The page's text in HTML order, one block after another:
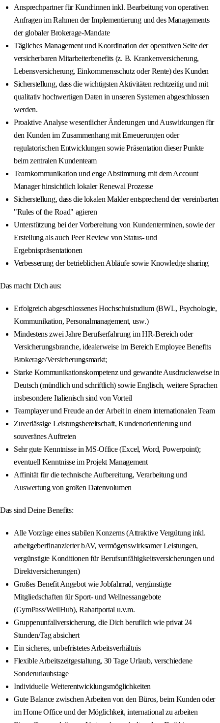
Ansprechpartner für Kund:innen inkl. Bearbeitung von operativen
Anfragen im Rahmen der Implementierung und des Managements
der globaler Brokerage-Mandate
Tägliches Management und Koordination der operativen Seite der
versicherbaren Mitarbeiterbenefits (z. B. Krankenversicherung,
Lebensversicherung, Einkommensschutz oder Rente) des Kunden
Sicherstellung, dass die wichtigsten Aktivitäten rechtzeitig und mit
qualitativ hochwertigen Daten in unseren Systemen abgeschlossen
werden.
Proaktive Analyse wesentlicher Änderungen und Auswirkungen für
den Kunden im Zusammenhang mit Erneuerungen oder
regulatorischen Entwicklungen sowie Präsentation dieser Punkte
beim zentralen Kundenteam
Teamkommunikation und enge Abstimmung mit dem Account
Manager hinsichtlich lokaler Renewal Prozesse
Sicherstellung, dass die lokalen Makler entsprechend der vereinbarten
"Rules of the Road" agieren
Unterstützung bei der Vorbereitung von Kundenterminen, sowie der
Erstellung als auch Peer Review von Status- und
Ergebnispräsentationen
Verbesserung der betrieblichen Abläufe sowie Knowledge sharing
Das macht Dich aus:
Erfolgreich abgeschlossenes Hochschulstudium (BWL, Psychologie,
Kommunikation, Personalmanagement, usw.)
Mindestens zwei Jahre Berufserfahrung im HR-Bereich oder
Versicherungsbranche, idealerweise im Bereich Employee Benefits
Brokerage/Versicherungsmarkt;
Starke Kommunikationskompetenz und gewandte Ausdrucksweise in
Deutsch (mündlich und schriftlich) sowie Englisch, weitere Sprachen
insbesondere Italienisch sind von Vorteil
Teamplayer und Freude an der Arbeit in einem internationalen Team
Zuverlässige Leistungsbereitschaft, Kundenorientierung und
souveränes Auftreten
Sehr gute Kenntnisse in MS-Office (Excel, Word, Powerpoint);
eventuell Kenntnisse im Projekt Management
Affinität für die technische Aufbereitung, Verarbeitung und
Auswertung von großen Datenvolumen
Das sind Deine Benefits:
Alle Vorzüge eines stabilen Konzerns (Attraktive Vergütung inkl.
arbeitgeberfinanzierter bAV, vermögenswirksamer Leistungen,
vergünstigte Konditionen für Berufsunfähigkeitsversicherungen und
Direktversicherungen)
Großes Benefit Angebot wie Jobfahrrad, vergünstigte
Mitgliedschaften für Sport- und Wellnessangebote
(GymPass/WellHub), Rabattportal u.v.m.
Gruppenunfallversicherung, die Dich beruflich wie privat 24
Stunden/Tag absichert
Ein sicheres, unbefristetes Arbeitsverhältnis
Flexible Arbeitszeitgestaltung, 30 Tage Urlaub, verschiedene
Sonderurlaubstage
Individuelle Weiterentwicklungsmöglichkeiten
Gute Balance zwischen Arbeiten von den Büros, beim Kunden oder
im Home Office und der Möglichkeit, international zu arbeiten